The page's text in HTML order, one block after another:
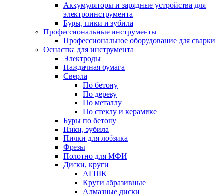
Аккумуляторы и зарядные устройства для
электроинструмента
Буры, пики и зубила
Профессиональные инструменты
Профессиональное оборудование для сварки
Оснастка для инструмента
Электроды
Наждачная бумага
Сверла
По бетону
По дереву
По металлу
По стеклу и керамике
Буры по бетону
Пики, зубила
Пилки для лобзика
Фрезы
Полотно для МФИ
Диски, круги
АГШК
Круги абразивные
Алмазные диски